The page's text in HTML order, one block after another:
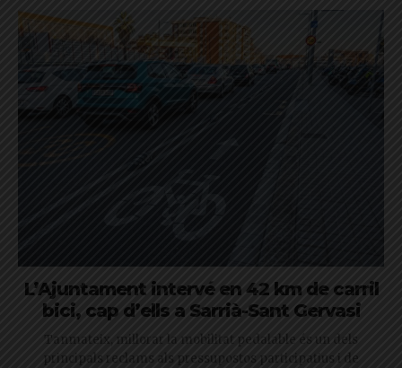
L’Ajuntament intervé en 42 km de carril
bici, cap d’ells a Sarrià-Sant Gervasi
Tanmateix, millorar la mobilitat pedalable és un dels
principals reclams als pressupostos participatius i de